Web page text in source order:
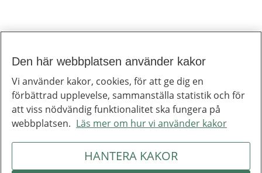
Till toppen av sidan
Inera
Inera är ett digitaliseringsbolag som bidrar till att utveckla välfärden.
Om Inera
Jobba hos oss
Ineras nyhetsbrev
Inera på LinkedIn
Om webbplatsenHantering av kakor
Den här webbplatsen använder kakor
Vi använder kakor, cookies, för att ge dig en
förbättrad upplevelse, sammanställa statistik och för
att viss nödvändig funktionalitet ska fungera på
webbplatsen. Läs mer om hur vi använder kakor
HANTERA KAKOR